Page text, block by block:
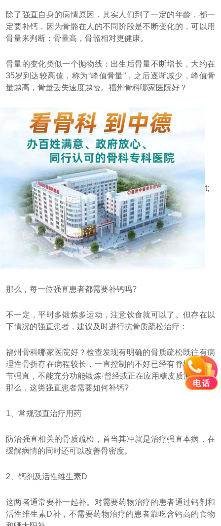
除了强直自身的病情原因，其实人们到了一定的年龄，都一
定要补钙，因为骨骼在人的不同阶段是不断变化的，可以用
骨量来判断：骨量高，骨骼相对更健康。
骨量的变化类似一个抛物线：出生后骨量不断增长，大约在
35岁到达较高值，称为“峰值骨量”，之后逐渐减少，峰值骨
量越高，骨量丢失速度越慢。福州骨科哪家医院好？
t;
那么，每一位强直患者都需要补钙吗?
不一定，平时多锻炼多运动，注意饮食就可以了。但存在以
下情况的强直患者，建议及时进行抗骨质疏松治疗：
福州骨科哪家医院好？检查发现有明确的骨质疏松既往有病
理性骨折存在病程较长，一直控制的不好已经有脊柱或髋关
节强直，不能充分功能锻炼·曾经或正在应用糖皮质激素治疗
那么，这类强直患者需要如何补钙?
1、常规强直治疗用药
防治强直相关的骨质疏松，首当其冲就是治疗强直本病，在
缓解病情的同时还可以改善骨密度。
2、钙剂及活性维生素D
这两者通常要补一起补。对需要药物治疗的患者通过钙剂和
活性维生素D补，不需要药物治疗的患者靠吃含钙高的食物